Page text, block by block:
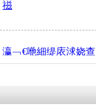
禌
瀛﹁€咃細缇庡浗娆查
€间笢鍗椾簹涓庝腑鍥
瘑灞€